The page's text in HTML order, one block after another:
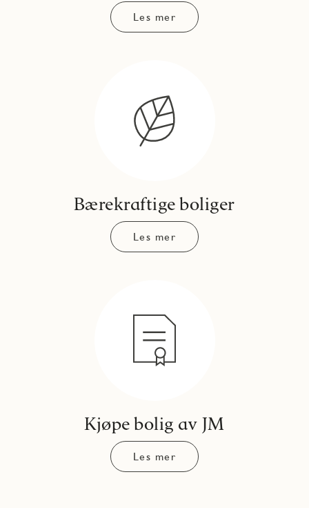
Les mer
Bærekraftige boliger
Les mer
Kjøpe bolig av JM
Les mer